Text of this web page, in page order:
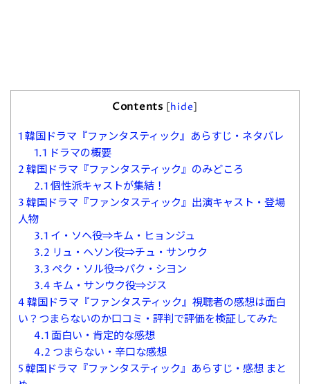
Contents [hide]
1韓国ドラマ『ファンタスティック』あらすじ・ネタバレ
1.1 ドラマの概要
2韓国ドラマ『ファンタスティック』のみどころ
2.1個性派キャストが集結！
3韓国ドラマ『ファンタスティック』出演キャスト・登場
人物
3.1 イ・ソヘ役⇒キム・ヒョンジュ
3.2 リュ・ヘソン役⇒チュ・サンウク
3.3 ペク・ソル役⇒パク・シヨン
3.4 キム・サンウク役⇒ジス
4韓国ドラマ『ファンタスティック』視聴者の感想は面白
い？つまらないのか口コミ・評判で評価を検証してみた
4.1面白い・肯定的な感想
4.2 つまらない・辛口な感想
5韓国ドラマ『ファンタスティック』あらすじ・感想 まと